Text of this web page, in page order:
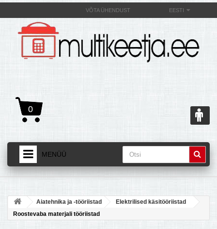
EESTI
VÕTA ÜHENDUST
0
MENÜÜ
+
TOOTED
MULTIKEETJAST JA SELLE OMADUSEST
Aiatehnika ja -tööriistad
Elektrilised käsitööriistad
Roostevaba materjali tööriistad